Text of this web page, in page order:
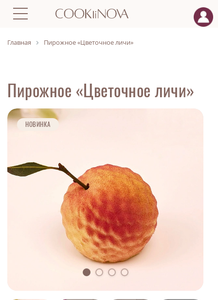
Главная Пирожное «Цветочное личи»
Пирожное «Цветочное личи»
НОВИНКА